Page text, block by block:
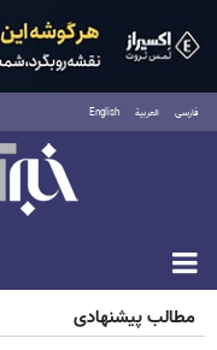
فارسی العربية English
جمعه ۱۶ مرداد ۱۴۰۵
مطالب پیشنهادی